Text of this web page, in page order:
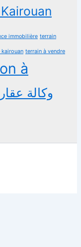
immobilière terrain
terrain à vendre
à
وكالة